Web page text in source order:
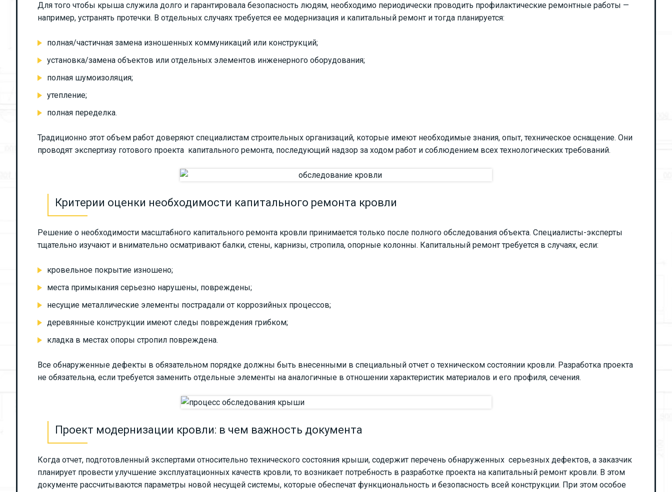
Для того чтобы крыша служила долго и гарантировала безопасность людям, необходимо периодически проводить профилактические ремонтные работы —
например, устранять протечки. В отдельных случаях требуется ее модернизация и капитальный ремонт и тогда планируется:
полная/частичная замена изношенных коммуникаций или конструкций;
установка/замена объектов или отдельных элементов инженерного оборудования;
полная шумоизоляция;
утепление;
полная переделка.
Традиционно этот объем работ доверяют специалистам строительных организаций, которые имеют необходимые знания, опыт, техническое оснащение. Они
проводят экспертизу готового проекта капитального ремонта, последующий надзор за ходом работ и соблюдением всех технологических требований.
Критерии оценки необходимости капитального ремонта кровли
Решение о необходимости масштабного капитального ремонта кровли принимается только после полного обследования объекта. Специалисты-эксперты
тщательно изучают и внимательно осматривают балки, стены, карнизы, стропила, опорные колонны. Капитальный ремонт требуется в случаях, если:
кровельное покрытие изношено;
места примыкания серьезно нарушены, повреждены;
несущие металлические элементы пострадали от коррозийных процессов;
деревянные конструкции имеют следы повреждения грибком;
кладка в местах опоры стропил повреждена.
Все обнаруженные дефекты в обязательном порядке должны быть внесенными в специальный отчет о техническом состоянии кровли. Разработка проекта
не обязательна, если требуется заменить отдельные элементы на аналогичные в отношении характеристик материалов и его профиля, сечения.
Проект модернизации кровли: в чем важность документа
Когда отчет, подготовленный экспертами относительно технического состояния крыши, содержит перечень обнаруженных серьезных дефектов, а заказчик
планирует провести улучшение эксплуатационных качеств кровли, то возникает потребность в разработке проекта на капитальный ремонт кровли. В этом
документе рассчитываются параметры новой несущей системы, которые обеспечат функциональность и безопасность всей конструкции. При этом особое